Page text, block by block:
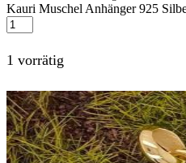
Kauri Muschel Anhänger 925
1 vorrätig